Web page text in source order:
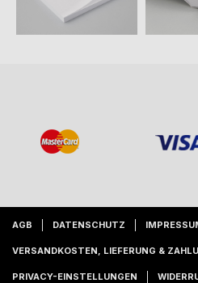
AGB DATENSCHUTZ
VERSANDKOSTEN, LIEFERUNG &
PRIVACY-EINSTELLUNGEN